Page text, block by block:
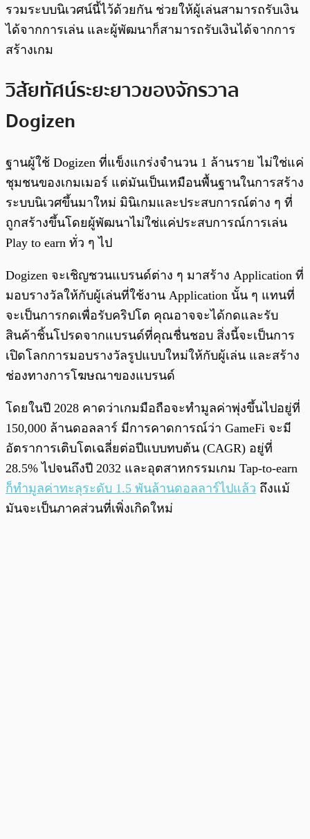
รวมระบบนิเวศน์นี้ไว้ด้วยกัน ช่วยให้ผู้เล่นสามารถรับเงิน
ได้จากการเล่น และผู้พัฒนาก็สามารถรับเงินได้จากการ
สร้างเกม
วิสัยทัศน์ระยะยาวของจักรวาล
Dogizen
ฐานผู้ใช้ Dogizen ที่แข็งแกร่งจำนวน 1 ล้านราย ไม่ใช่แค่
ชุมชนของเกมเมอร์ แต่มันเป็นเหมือนพื้นฐานในการสร้าง
ระบบนิเวศขึ้นมาใหม่ มินิเกมและประสบการณ์ต่าง ๆ ที่
ถูกสร้างขึ้นโดยผู้พัฒนาไม่ใช่แค่ประสบการณ์การเล่น
Play to earn ทั่ว ๆ ไป
Dogizen จะเชิญชวนแบรนด์ต่าง ๆ มาสร้าง Application ที่
มอบรางวัลให้กับผู้เล่นที่ใช้งาน Application นั้น ๆ แทนที่
จะเป็นการกดเพื่อรับคริปโต คุณอาจจะได้กดและรับ
สินค้าชิ้นโปรดจากแบรนด์ที่คุณชื่นชอบ สิ่งนี้จะเป็นการ
เปิดโลกการมอบรางวัลรูปแบบใหม่ให้กับผู้เล่น และสร้าง
ช่องทางการโฆษณาของแบรนด์
โดยในปี 2028 คาดว่าเกมมือถือจะทำมูลค่าพุ่งขึ้นไปอยู่ที่
150,000 ล้านดอลลาร์ มีการคาดการณ์ว่า GameFi จะมี
อัตราการเติบโตเฉลี่ยต่อปีแบบทบต้น (CAGR) อยู่ที่
28.5% ไปจนถึงปี 2032 และอุตสาหกรรมเกม Tap-to-earn
ก็ทำมูลค่าทะลุระดับ 1.5 พันล้านดอลลาร์ไปแล้ว ถึงแม้
มันจะเป็นภาคส่วนที่เพิ่งเกิดใหม่